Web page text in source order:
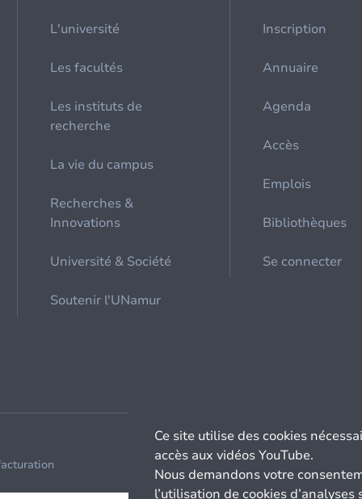
L'université
Les facultés
Les instituts de
recherche
La vie du campus
Recherches &
Innovations
Université & Société
Soutenir l'UNamur
Inscription
Annuaire
Agenda
Accès
Emplois
Bibliothèques
Se connecter
Ce site utilise des cookies
accès aux vidéos YouTube.
Nous demandons votre
l’utilisation de cookies